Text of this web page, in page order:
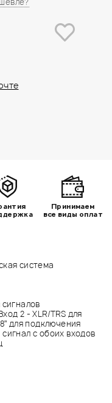
система
сигналов
2 - XLR/TRS для
для подключения
с обоих входов
Принимаем
все виды оплат